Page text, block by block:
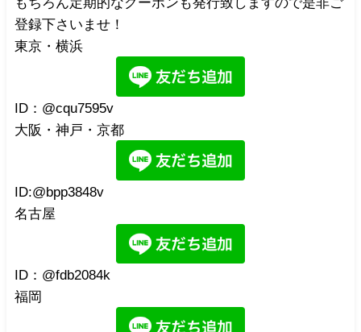
登録下さいませ！
東京・横浜
ID：@cqu7595v
大阪・神戸・京都
ID:@bpp3848v
名古屋
ID：@fdb2084k
福岡